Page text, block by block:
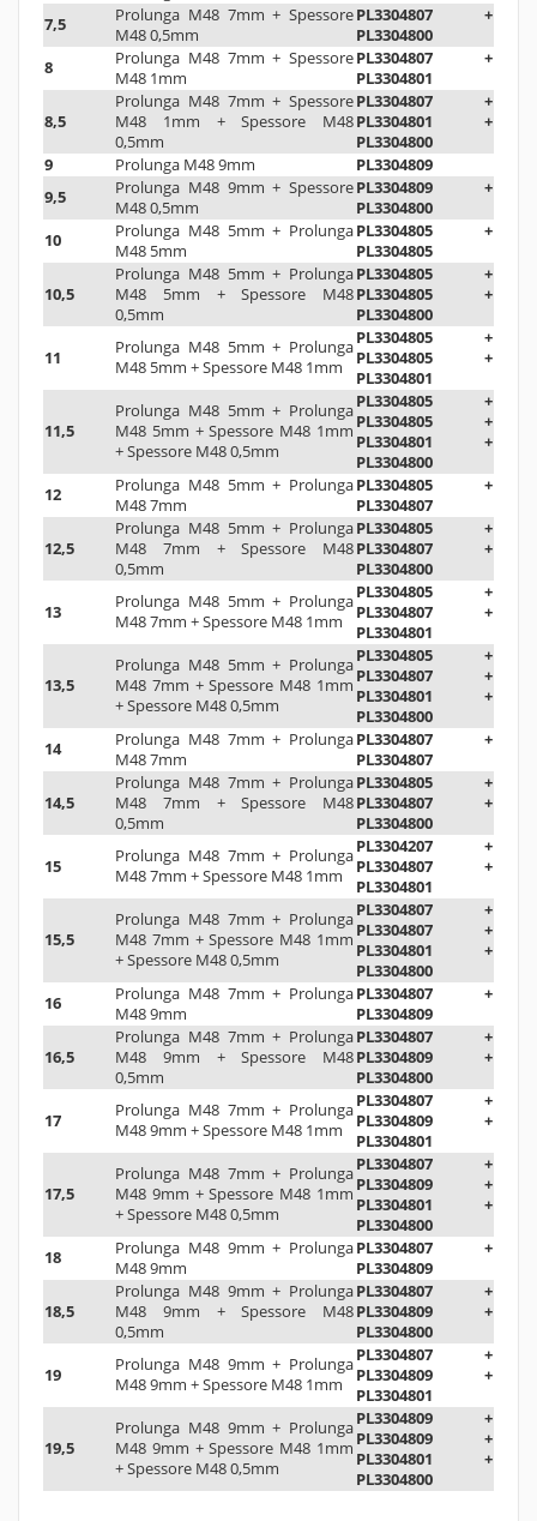
7,5
Prolunga M48 7mm + Spessore
M48 0,5mm
PL3304807 +
PL3304800
8
Prolunga M48 7mm + Spessore
M48 1mm
PL3304807 +
PL3304801
8,5
Prolunga M48 7mm + Spessore
M48 1mm + Spessore M48
0,5mm
PL3304807 +
PL3304801 +
PL3304800
9
Prolunga M48 9mm
PL3304809
9,5
Prolunga M48 9mm + Spessore
M48 0,5mm
PL3304809 +
PL3304800
10
Prolunga M48 5mm + Prolunga
M48 5mm
PL3304805 +
PL3304805
10,5
Prolunga M48 5mm + Prolunga
M48 5mm + Spessore M48
0,5mm
PL3304805 +
PL3304805 +
PL3304800
11
Prolunga M48 5mm + Prolunga
M48 5mm + Spessore M48 1mm
PL3304805 +
PL3304805 +
PL3304801
11,5
Prolunga M48 5mm + Prolunga
M48 5mm + Spessore M48 1mm
+ Spessore M48 0,5mm
PL3304805 +
PL3304805 +
PL3304801 +
PL3304800
12
Prolunga M48 5mm + Prolunga
M48 7mm
PL3304805 +
PL3304807
12,5
Prolunga M48 5mm + Prolunga
M48 7mm + Spessore M48
0,5mm
PL3304805 +
PL3304807 +
PL3304800
13
Prolunga M48 5mm + Prolunga
M48 7mm + Spessore M48 1mm
PL3304805 +
PL3304807 +
PL3304801
13,5
Prolunga M48 5mm + Prolunga
M48 7mm + Spessore M48 1mm
+ Spessore M48 0,5mm
PL3304805 +
PL3304807 +
PL3304801 +
PL3304800
14
Prolunga M48 7mm + Prolunga
M48 7mm
PL3304807 +
PL3304807
14,5
Prolunga M48 7mm + Prolunga
M48 7mm + Spessore M48
0,5mm
PL3304805 +
PL3304807 +
PL3304800
15
Prolunga M48 7mm + Prolunga
M48 7mm + Spessore M48 1mm
PL3304207 +
PL3304807 +
PL3304801
15,5
Prolunga M48 7mm + Prolunga
M48 7mm + Spessore M48 1mm
+ Spessore M48 0,5mm
PL3304807 +
PL3304807 +
PL3304801 +
PL3304800
16
Prolunga M48 7mm + Prolunga
M48 9mm
PL3304807 +
PL3304809
16,5
Prolunga M48 7mm + Prolunga
M48 9mm + Spessore M48
0,5mm
PL3304807 +
PL3304809 +
PL3304800
17
Prolunga M48 7mm + Prolunga
M48 9mm + Spessore M48 1mm
PL3304807 +
PL3304809 +
PL3304801
17,5
Prolunga M48 7mm + Prolunga
M48 9mm + Spessore M48 1mm
+ Spessore M48 0,5mm
PL3304807 +
PL3304809 +
PL3304801 +
PL3304800
18
Prolunga M48 9mm + Prolunga
M48 9mm
PL3304807 +
PL3304809
18,5
Prolunga M48 9mm + Prolunga
M48 9mm + Spessore M48
0,5mm
PL3304807 +
PL3304809 +
PL3304800
19
Prolunga M48 9mm + Prolunga
M48 9mm + Spessore M48 1mm
PL3304807 +
PL3304809 +
PL3304801
19,5
Prolunga M48 9mm + Prolunga
M48 9mm + Spessore M48 1mm
+ Spessore M48 0,5mm
PL3304809 +
PL3304809 +
PL3304801 +
PL3304800